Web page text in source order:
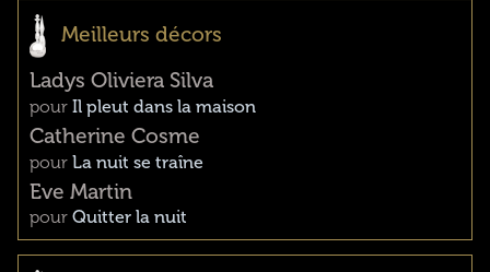
Meilleurs décors
Ladys Oliviera Silva
pour Il pleut dans la maison
Catherine Cosme
pour La nuit se traîne
Eve Martin
pour Quitter la nuit